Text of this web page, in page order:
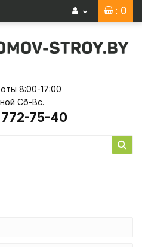
: 0
8:00-17:00
Сб-Вс.
772-75-40